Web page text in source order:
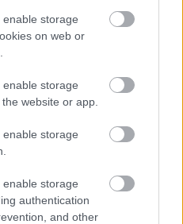
storage
on web or
storage
website or app.
storage
storage
authentication
and other
Lambiase utódja a Red